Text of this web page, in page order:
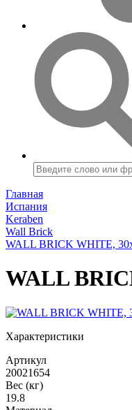
Главная
Испания
Keraben
Wall Brick
WALL BRICK WHITE,
WALL
Характеристики
Артикул
20021654
Вес (кг)
19.8